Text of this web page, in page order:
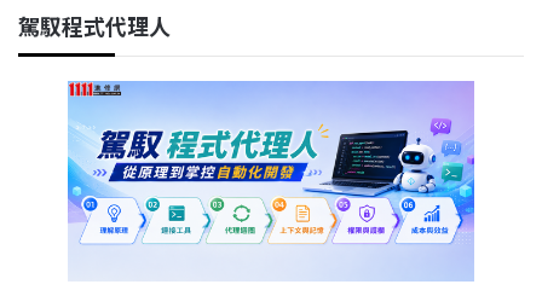
駕馭程式代理人